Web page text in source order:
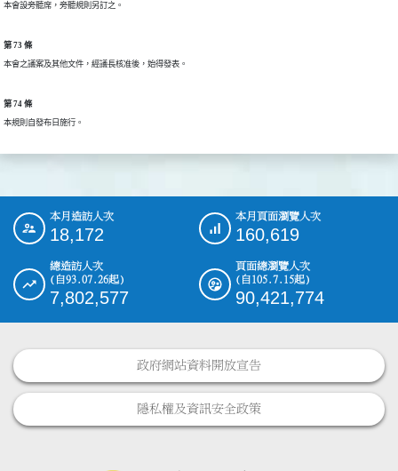
本會設旁聽席，旁聽規則另訂之。
第 73 條
本會之議案及其他文件，經議長核准後，始得發表。
第 74 條
本規則自發布日施行。
::: 本月造訪人次
18,172
本月頁面瀏覽人次
160,619
總造訪人次
(自93.07.26起)
7,802,577
頁面總瀏覽人次
(自105.7.15起)
90,421,774
政府網站資料開放宣告
隱私權及資訊安全政策